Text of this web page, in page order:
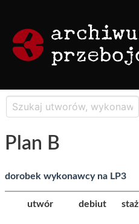
Plan B
dorobek wykonawcy na LP3
utwór debiut staż